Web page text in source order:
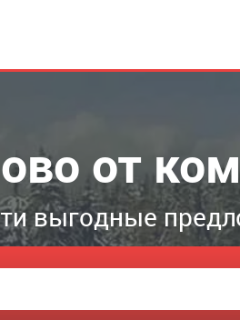
от
выгодные